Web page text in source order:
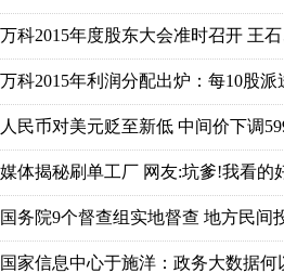
万科2015年度股东大会准时召开 王
万科2015年利润分配出炉：每10股派
人民币对美元贬至新低 中间价下调
媒体揭秘刷单工厂 网友:坑爹!我看的
国务院9个督查组实地督查 地方民间
国家信息中心于施洋：政务大数据何